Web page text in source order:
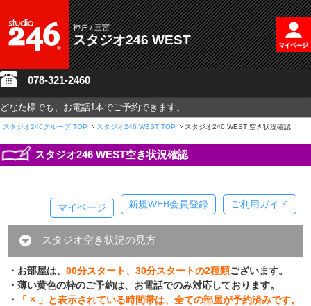
神戸 / 三宮
スタジオ246 WEST
078-321-2460
どなた様でも、お電話1本でご予約できます。
スタジオ246グループ TOP スタジオ246 WEST TOP スタジオ246 WEST 空き状況確認
スタジオ246 WEST空き状況確認
ご利用ガイド
新規WEB会員登録
マイページ
スタジオ空き状況の見方
・お部屋は、00分スタート、30分スタートの2種類ございます。
・薄い黄色の枠のご予約は、お電話でのみ対応しております。
・
「 × 」と表示されている時間帯は、全ての部屋が予約済みです。